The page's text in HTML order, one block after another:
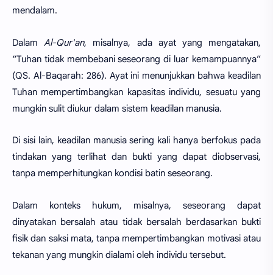
mendalam.
DalamAl-Qur'an, misalnya, ada ayat yang mengatakan,
“Tuhan tidak membebani seseorang di luar kemampuannya”
(QS. Al-Baqarah: 286). Ayat ini menunjukkan bahwa keadilan
Tuhan mempertimbangkan kapasitas individu, sesuatu yang
mungkin sulit diukur dalam sistem keadilan manusia.
Di sisi lain, keadilan manusia sering kali hanya berfokus pada
tindakan yang terlihat dan bukti yang dapat diobservasi,
tanpa memperhitungkan kondisi batin seseorang.
Dalam konteks hukum, misalnya, seseorang dapat
dinyatakan bersalah atau tidak bersalah berdasarkan bukti
fisik dan saksi mata, tanpa mempertimbangkan motivasi atau
tekanan yang mungkin dialami oleh individu tersebut.